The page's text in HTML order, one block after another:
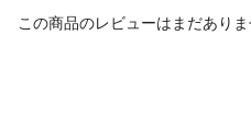
この商品のレビューはまだありま